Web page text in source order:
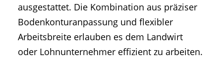
ausgestattet. Die Kombination aus präziser
Bodenkonturanpassung und flexibler
Arbeitsbreite erlauben es dem Landwirt
oder Lohnunternehmer effizient zu arbeiten.